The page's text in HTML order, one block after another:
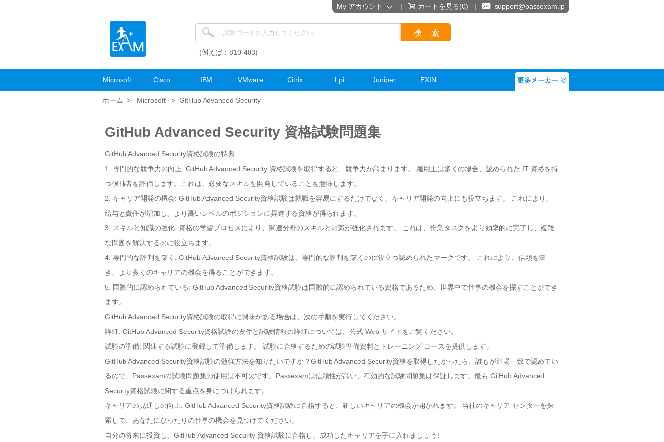
(例えば：810-403)
Microsoft Cisco IBM VMware Citrix Lpi Juniper EXIN
ホーム > Microsoft > GitHub Advanced Security
GitHub Advanced Security 資格試験問題集
GitHub Advanced Security資格試験の特典:
1. 専門的な競争力の向上: GitHub Advanced Security 資格試験を取得すると、競争力が高まります。 雇用主は多くの場合、認められた IT 資格を持
つ候補者を評価します。これは、必要なスキルを開発していることを意味します。
2. キャリア開発の機会: GitHub Advanced Security資格試験は就職を容易にするだけでなく、キャリア開発の向上にも役立ちます。 これにより、
給与と責任が増加し、より高いレベルのポジションに昇進する資格が得られます。
3. スキルと知識の強化: 資格の学習プロセスにより、関連分野のスキルと知識が強化されます。 これは、作業タスクをより効率的に完了し、複雑
な問題を解決するのに役立ちます。
4. 専門的な評判を築く: GitHub Advanced Security資格試験は、専門的な評判を築くのに役立つ認められたマークです。 これにより、信頼を築
き、より多くのキャリアの機会を得ることができます。
5. 国際的に認められている: GitHub Advanced Security資格試験は国際的に認められている資格であるため、世界中で仕事の機会を探すことができ
ます。
GitHub Advanced Security資格試験の取得に興味がある場合は、次の手順を実行してください。
詳細: GitHub Advanced Security資格試験の要件と試験情報の詳細については、公式 Web サイトをご覧ください。
試験の準備: 関連する試験に登録して準備します。 試験に合格するための試験準備資料とトレーニング コースを提供します。
GitHub Advanced Security資格試験の勉強方法を知りたいですか？GitHub Advanced Security資格を取得したかったら、誰もが満場一致で認めてい
るので、Passexamの試験問題集の使用は不可欠です。Passexamは信頼性が高い、有効的な試験問題集は保証します。最も GitHub Advanced
Security資格試験に関する重点を身につけられます。
キャリアの見通しの向上: GitHub Advanced Security資格試験に合格すると、新しいキャリアの機会が開かれます。 当社のキャリア センターを探
索して、あなたにぴったりの仕事の機会を見つけてください。
自分の将来に投資し、GitHub Advanced Security 資格試験に合格し、成功したキャリアを手に入れましょう!
My アカウント | カートを見る(0) | support@passexam.jp